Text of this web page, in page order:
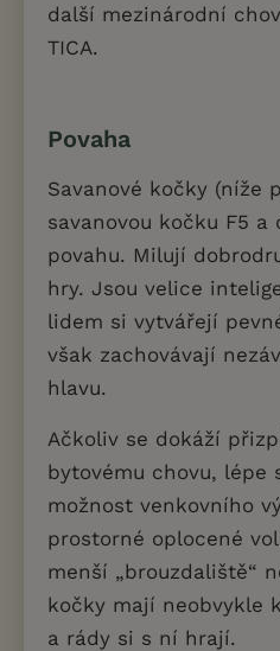
další mezinárodní
TICA.
Povaha
Savanové kočky (níže
savanovou kočku F5
povahu. Milují
hry. Jsou velice
lidem si vytvářejí
však zachovávají
hlavu.
Ačkoliv se dokáží
bytovému chovu,
možnost venkovního
prostorné oplocené
menší „brouzdaliště“
kočky mají neobvykle
a rády si s ní hrají.